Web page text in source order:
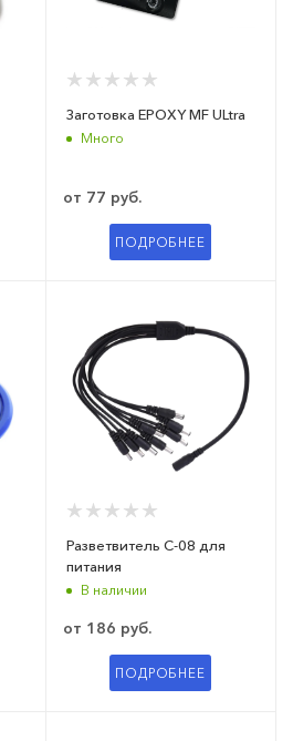
Заготовка EPOXY MF ULtra
Много
от 77 руб.
ПОДРОБНЕЕ
Разветвитель C-08 для
питания
В наличии
от 186 руб.
ПОДРОБНЕЕ